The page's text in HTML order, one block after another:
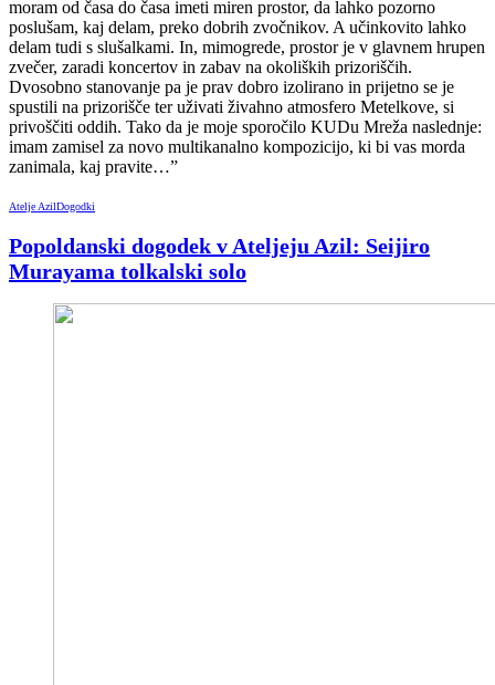
moram od časa do časa imeti miren prostor, da lahko pozorno
poslušam, kaj delam, preko dobrih zvočnikov. A učinkovito lahko
delam tudi s slušalkami. In, mimogrede, prostor je v glavnem hrupen
zvečer, zaradi koncertov in zabav na okoliških prizoriščih.
Dvosobno stanovanje pa je prav dobro izolirano in prijetno se je
spustili na prizorišče ter uživati živahno atmosfero Metelkove, si
privoščiti oddih. Tako da je moje sporočilo KUDu Mreža naslednje:
imam zamisel za novo multikanalno kompozicijo, ki bi vas morda
zanimala, kaj pravite…”
Atelje AzilDogodki
Popoldanski dogodek v Ateljeju Azil: Seijiro
Murayama tolkalski solo